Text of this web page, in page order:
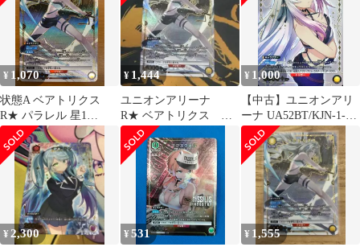
¥ 1,070
状態A ベアトリクス
R★ パラレル 星1
UA52BT/KJN-1-028 ユ
ニオンアリーナ 陰の実
力者になりたくて！
¥ 1,444
ユニオンアリーナ
R★ ベアトリクス 陰
の実力者になりたく
て！ パラレル
¥ 1,000
【中古】ユニオンアリ
ーナ UA52BT/KJN-1-
027[U★]：(キラ)ベア
トリクス
¥ 2,300 ¥531 ¥ 1,555